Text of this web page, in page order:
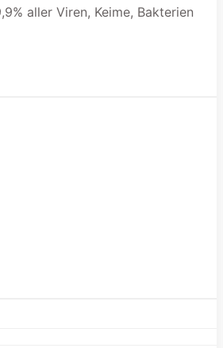
aller Viren, Keime, Bakterien